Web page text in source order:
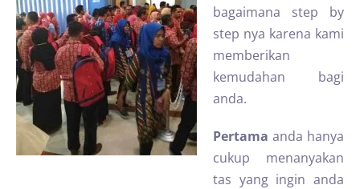
bagaimana step by
step nya karena kami
memberikan
kemudahan bagi
anda.
Pertama anda hanya
cukup menanyakan
tas yang ingin anda